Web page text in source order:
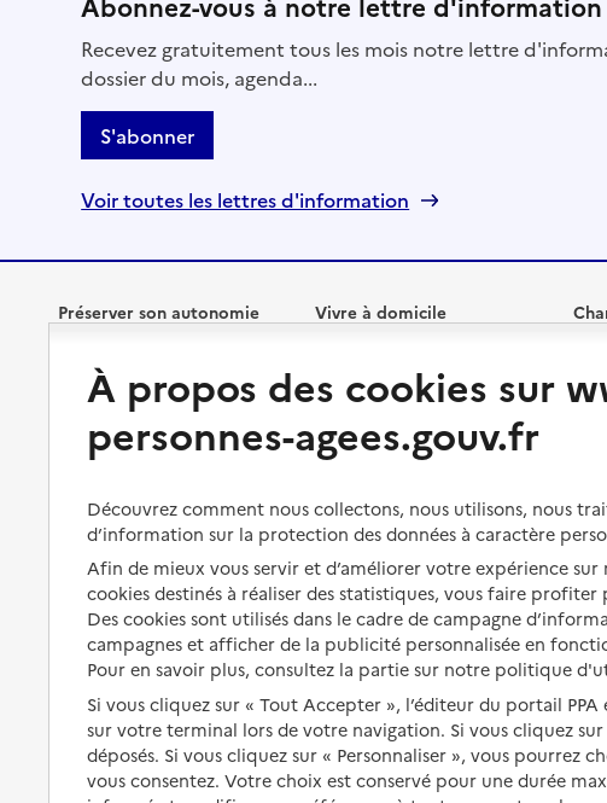
Recevez gratuitement tous les mois notre lettre
dossier du mois, agenda...
S'abonner
Voir toutes les lettres d'information
Préserver son autonomie
Perte d'autonomie : évaluation
et droits
Aménager son logement et
Préserver son autonomie et sa
santé
Organiser à l'avance sa propre
protection
Les mesures de protection
Les obligations de la famille
À qui s’adresser ?
Les politiques du grand âge
Vivre à domicile
Bénéficier d'aide à domicile
Bénéficier de soins à domicile
Solutions d'accueil temporaire
Partager son logement
Vivre à domicile avec une
maladie ou un handicap
Être hospitalisé
Fin de vie à domicile
Les
À propos des cookies sur
personnes-agees.gouv.fr
Découvrez comment nous collectons, nous utilisons, nous
d’information sur la protection des données à caractère
Afin de mieux vous servir et d’améliorer votre expérience
cookies destinés à réaliser des statistiques, vous faire
Des cookies sont utilisés dans le cadre de campagne
campagnes et afficher de la publicité personnalisée en
Pour en savoir plus, consultez la partie sur notre politique
Si vous cliquez sur « Tout Accepter », l’éditeur du portail
sur votre terminal lors de votre navigation. Si vous cliquez
déposés. Si vous cliquez sur « Personnaliser », vous pourrez
vous consentez. Votre choix est conservé pour une durée